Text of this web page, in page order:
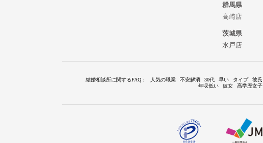
群馬県
高崎店
茨城県
水戸店
結婚相談所に関するFAQ： 人気の職業 不安解消 30代 早い タイプ 彼氏
年収低い
彼女 高学歴女子